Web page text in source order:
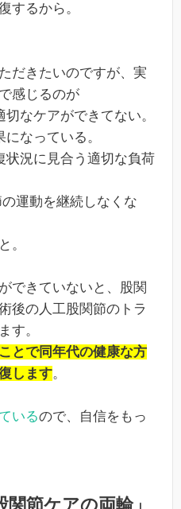
するから。
だきたいのですが、実
感じるのが
なケアができてない。
なっている。
状況に見合う適切な負荷
運動を継続しなくな
。
できていないと、股関
後の人工股関節のトラ
す。
とで同年代の健康な方
します。
いるので、自信をもっ
関節ケアの両輪」